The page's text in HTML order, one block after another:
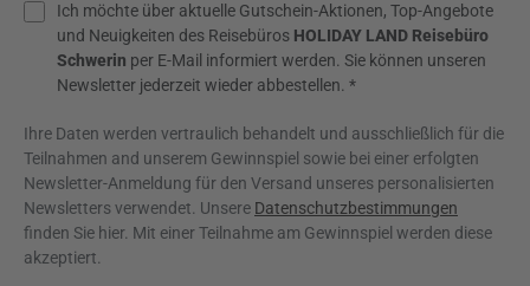
Ich möchte über aktuelle Gutschein-Aktionen, Top-Angebote
und Neuigkeiten des Reisebüros HOLIDAY LAND Reisebüro
Schwerin per E-Mail informiert werden. Sie können unseren
Newsletter jederzeit wieder abbestellen. *
Ihre Daten werden vertraulich behandelt und ausschließlich für die
Teilnahmen and unserem Gewinnspiel sowie bei einer erfolgten
Newsletter-Anmeldung für den Versand unseres personalisierten
Newsletters verwendet. Unsere Datenschutzbestimmungen
finden Sie hier. Mit einer Teilnahme am Gewinnspiel werden diese
akzeptiert.